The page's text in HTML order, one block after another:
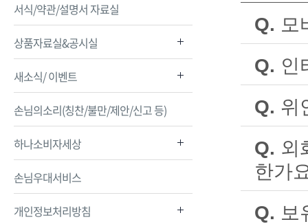
서식/약관/설명서 자료실
상품자료실&공시실
새소식/ 이벤트
손님의소리(칭찬/불만/제안/신고 등)
하나소비자세상
손님우대서비스
개인정보처리방침
Q. 모
A. 네, 가능
하나 원큐
단, 인터
Q. 인
A. 네, 인터
상단 메
※ 인터넷
생송금,
뱅킹 송금
됩니다.
Q. 위
A. 가능합니
현재 하
※ 외화정
USD(미
CNY(중
Q. 외
한가
A. 네, 가능
Q. 보